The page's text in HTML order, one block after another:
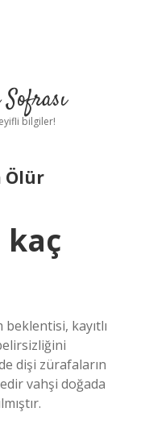
bilgiler!
Ölür
kayıtlı
dişi zürafaların
vahşi doğada